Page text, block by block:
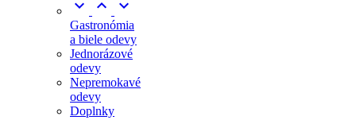
  
Gastronómia
a biele odevy
Jednorázové
odevy
Nepremokavé
odevy
Doplnky